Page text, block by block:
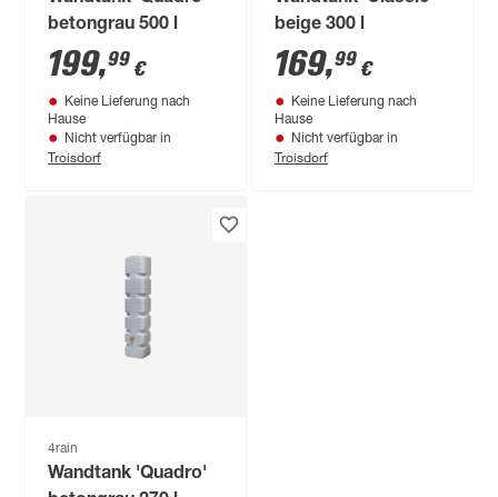
betongrau 500 l
199,99 €
Keine Lieferung nach
Hause
Nicht verfügbar in
Troisdorf
beige 300 l
169,99 €
Keine Lieferung nach
Hause
Nicht verfügbar in
Troisdorf
4rain
Wandtank 'Quadro'